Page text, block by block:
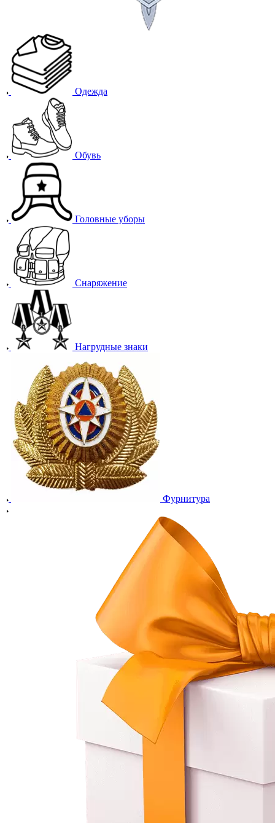
Одежда
Обувь
Головные уборы
Снаряжение
Нагрудные знаки
Фурнитура